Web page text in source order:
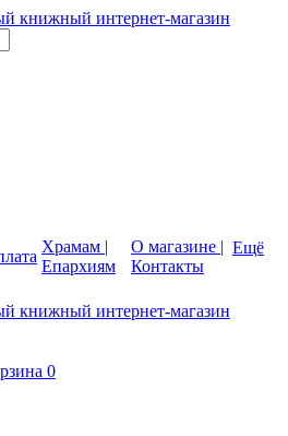
Храмам |
Епархиям
О магазине |
Контакты
Ещё
0